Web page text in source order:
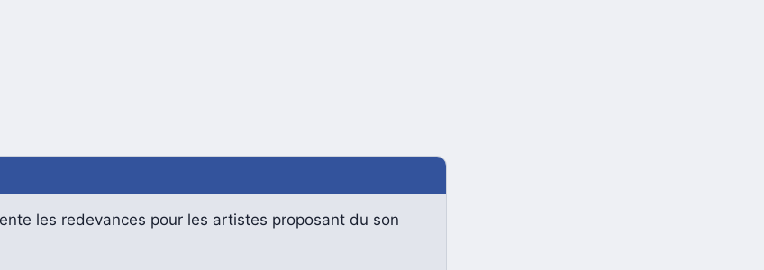
les redevances pour les artistes proposant du son